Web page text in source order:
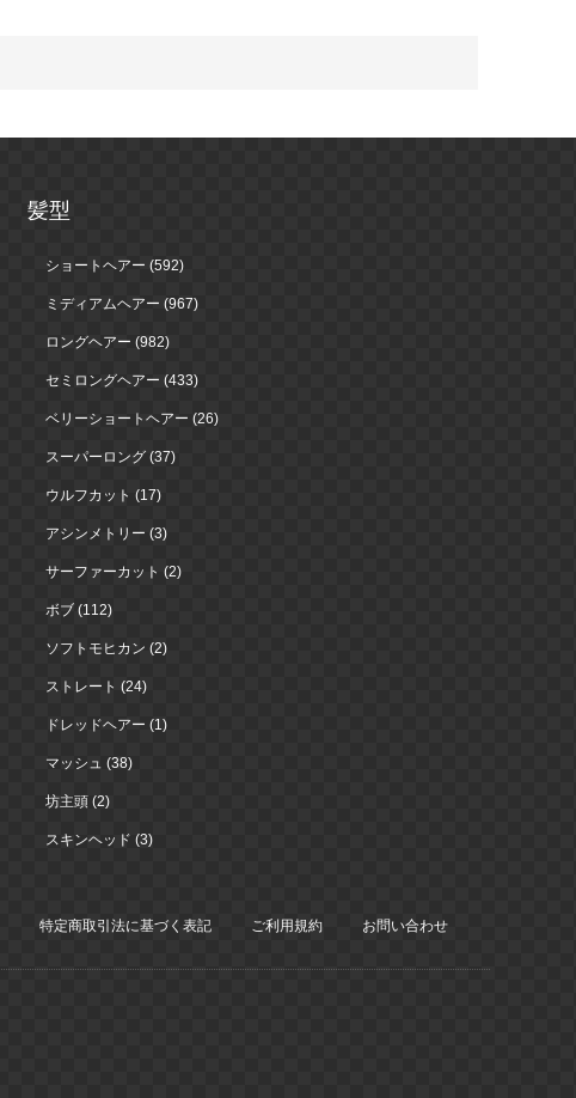
髪型
ショートヘアー (592)
ミディアムヘアー (967)
ロングヘアー (982)
セミロングヘアー (433)
ベリーショートヘアー (26)
スーパーロング (37)
ウルフカット (17)
アシンメトリー (3)
サーファーカット (2)
ボブ (112)
ソフトモヒカン (2)
ストレート (24)
ドレッドヘアー (1)
マッシュ (38)
坊主頭 (2)
スキンヘッド (3)
特定商取引法に基づく表記 ご利用規約 お問い合わせ